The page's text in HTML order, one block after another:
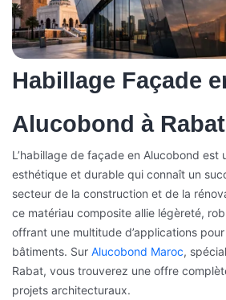
Habillage Façade
Alucobond à Rabat
L’habillage de façade en Alucobond est
esthétique et durable qui connaît un
secteur de la construction et de la
ce matériau composite allie légèreté,
offrant une multitude d’applications
bâtiments. Sur Alucobond Maroc,
Rabat, vous trouverez une offre
projets architecturaux.